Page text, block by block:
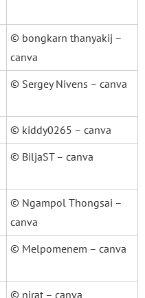
© bongkarn thanyakij –
canva
© Sergey Nivens – canva
© kiddy0265 – canva
© BiljaST – canva
© Ngampol Thongsai –
canva
© Melpomenem – canva
© nirat – canva